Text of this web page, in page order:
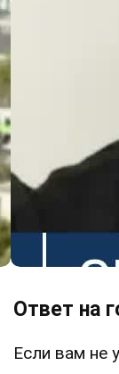
Ответ на
Если вам не